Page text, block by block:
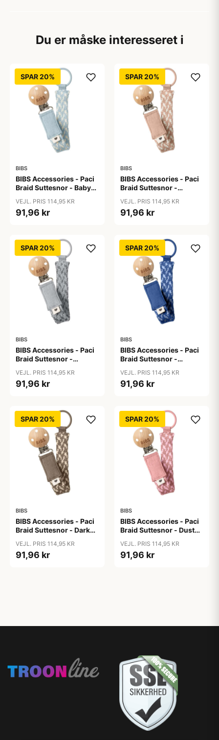
Du er måske interesseret i
SPAR 20%
BIBS
BIBS Accessories - Paci
Braid Suttesnor - Baby
VEJL. PRIS 114,95 KR
91,96 kr
SPAR 20%
BIBS
BIBS Accessories - Paci
Braid Suttesnor -
VEJL. PRIS 114,95 KR
91,96 kr
SPAR 20%
BIBS
BIBS Accessories - Paci
Braid Suttesnor -
VEJL. PRIS 114,95 KR
91,96 kr
SPAR 20%
BIBS
BIBS Accessories - Paci
Braid Suttesnor -
VEJL. PRIS 114,95 KR
91,96 kr
SPAR 20%
BIBS
BIBS Accessories - Paci
Braid Suttesnor - Dark
VEJL. PRIS 114,95 KR
91,96 kr
SPAR 20%
BIBS
BIBS Accessories - Paci
Braid Suttesnor - Dusty
VEJL. PRIS 114,95 KR
91,96 kr